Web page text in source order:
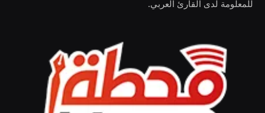
للمعلومة لدى القارئ العربي.